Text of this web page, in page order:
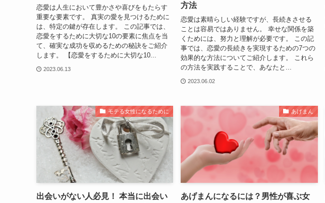
恋愛は人生において豊かさや喜びをもたらす
重要な要素です。 真実の愛を見つけるために
は、特定の鍵が存在します。 この記事では、
恋愛をするために大切な10の要素に焦点を当
て、確実な成功を収めるための秘訣をご紹介
します。 【恋愛をするために大切な10...
2023.06.13
方法
恋愛は素晴らしい経験ですが、長続きさせる
ことは容易ではありません。 幸せな関係を築
くためには、努力と理解が必要です。 この記
事では、恋愛の長続きを実現するための7つの
効果的な方法についてご紹介します。 これら
の方法を実践することで、あなたと...
2023.06.02
モテる女性になるために
出会いがない人必見！ 本当に出会い
あげまん
あげまんになるには？男性が喜ぶ女